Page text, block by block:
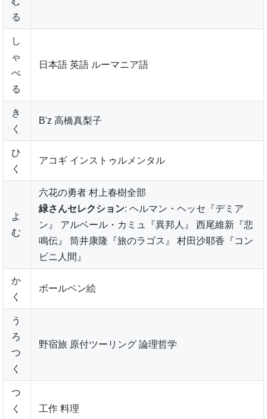
る
し
ゃ
べ
る
日本語 英語 ルーマニア語
き
く
B'z 高橋真梨子
ひ
く
アコギ インストゥルメンタル
よ
む
六花の勇者 村上春樹全部
緑さんセレクション: ヘルマン・ヘッセ『デミア
ン』 アルベール・カミュ『異邦人』 西尾維新『悲
鳴伝』 筒井康隆『旅のラゴス』 村田沙耶香『コン
ビニ人間』
か
く
ボールペン絵
う
ろ
つ
く
野宿旅 原付ツーリング 論理哲学
つ
く
工作 料理